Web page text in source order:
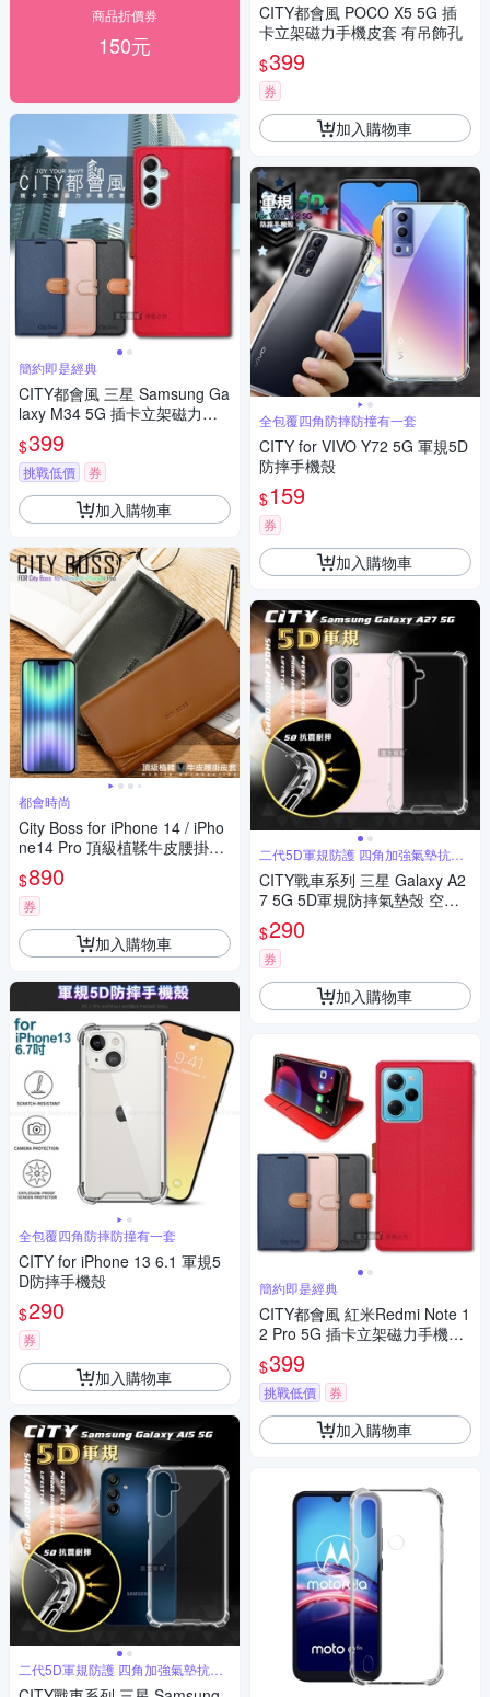
商品折價券
150元
簡約即是經典
CITY都會風 三星 Samsung Ga
laxy M34 5G 插卡立架磁力手
機皮套 有吊飾孔
$399
挑戰低價 券
加入購物車
都會時尚
City Boss for iPhone 14 / iPho
ne14 Pro 頂級植鞣牛皮腰掛皮
套
$890
券
加入購物車
全包覆四角防摔防撞有一套
CITY for iPhone 13 6.1 軍規5
D防摔手機殼
$290
券
加入購物車
二代5D軍規防護 四角加強氣墊抗震
保護
CITY都會風 POCO X5 5G 插
卡立架磁力手機皮套 有吊飾孔
$399
券
加入購物車
全包覆四角防摔防撞有一套
CITY for VIVO Y72 5G 軍規5D
防摔手機殼
$159
券
加入購物車
二代5D軍規防護 四角加強氣墊抗震
保護
CITY戰車系列 三星 Galaxy A2
7 5G 5D軍規防摔氣墊殼 空壓
殼 保護殼
$290
券
加入購物車
簡約即是經典
CITY都會風 紅米Redmi Note 1
2 Pro 5G 插卡立架磁力手機皮
套 有吊飾孔
$399
挑戰低價 券
加入購物車